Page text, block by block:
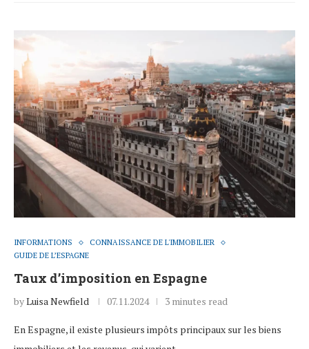
INFORMATIONS
CONNAISSANCE DE L'IMMOBILIER
GUIDE DE L’ESPAGNE
Taux d’imposition en Espagne
byLuisa Newfield 07.11.2024 3 minutes read
En Espagne, il existe plusieurs impôts principaux sur les biens